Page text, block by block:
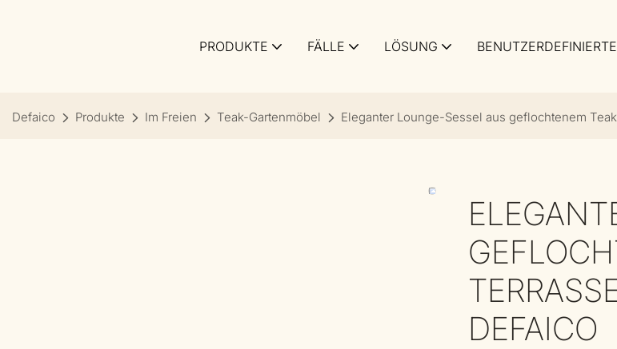
PRODUKTE FÄLLE LÖSUNG
Defaico Produkte Im Freien Teak-Gartenmöbel Eleganter Lounge-Sessel aus geflochtenem
DEFAICO